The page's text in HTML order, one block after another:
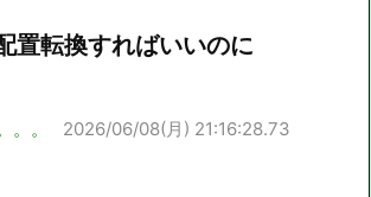
置転換すればいいのに
。。 2026/06/08(月) 21:16:28.73